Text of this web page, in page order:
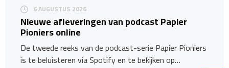
6 AUGUSTUS 2026
Nieuwe afleveringen van podcast Papier
Pioniers online
De tweede reeks van de podcast-serie Papier Pioniers
is te beluisteren via Spotify en te bekijken op…